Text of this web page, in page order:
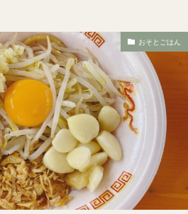
おそとごはん